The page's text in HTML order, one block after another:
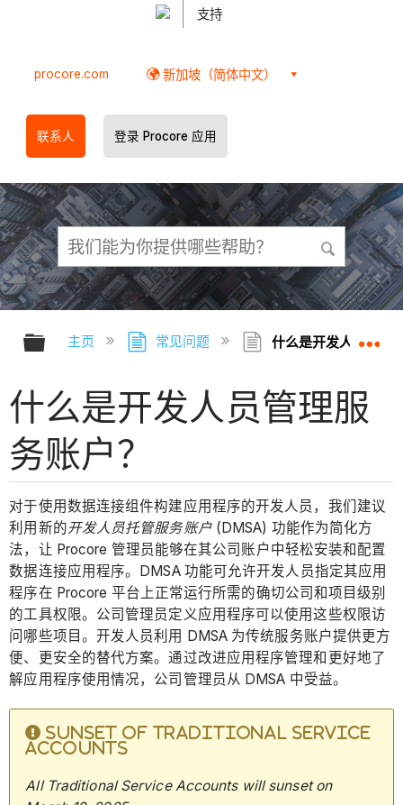
支持
procore.com 新加坡（简体中文）
联系人 登录 Procore 应用
扩展/隐缩全局层次
主页 常见问题 什么是开发人员管理
什么是开发人员管理服
务账户？
对于使用数据连接组件构建应用程序的开发人员，我们建议
利用新的开发人员托管服务账户(DMSA) 功能作为简化方
法，让 Procore 管理员能够在其公司账户中轻松安装和配置
数据连接应用程序。DMSA 功能可允许开发人员指定其应用
程序在 Procore 平台上正常运行所需的确切公司和项目级别
的工具权限。公司管理员定义应用程序可以使用这些权限访
问哪些项目。开发人员利用 DMSA 为传统服务账户提供更方
便、更安全的替代方案。通过改进应用程序管理和更好地了
解应用程序使用情况，公司管理员从 DMSA 中受益。
SUNSET OF TRADITIONAL SERVICE
ACCOUNTS
All Traditional Service Accounts will sunset on